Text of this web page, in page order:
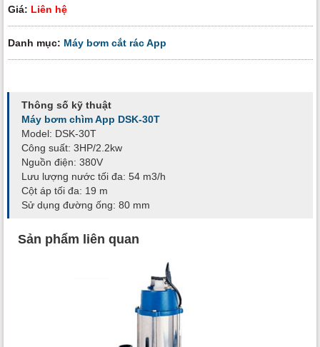
Giá: Liên hệ
Danh mục: Máy bơm cắt rác App
Thông số kỹ thuật
Máy bơm chìm App DSK-30T
Model: DSK-30T
Công suất: 3HP/2.2kw
Nguồn điện: 380V
Lưu lượng nước tối đa: 54 m3/h
Cột áp tối đa: 19 m
Sử dụng đường ống: 80 mm
Sản phẩm liên quan